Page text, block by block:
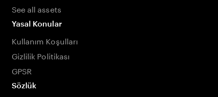
See all assets
Yasal Konular
Kullanım Koşulları
Gizlilik Politikası
GPSR
Sözlük